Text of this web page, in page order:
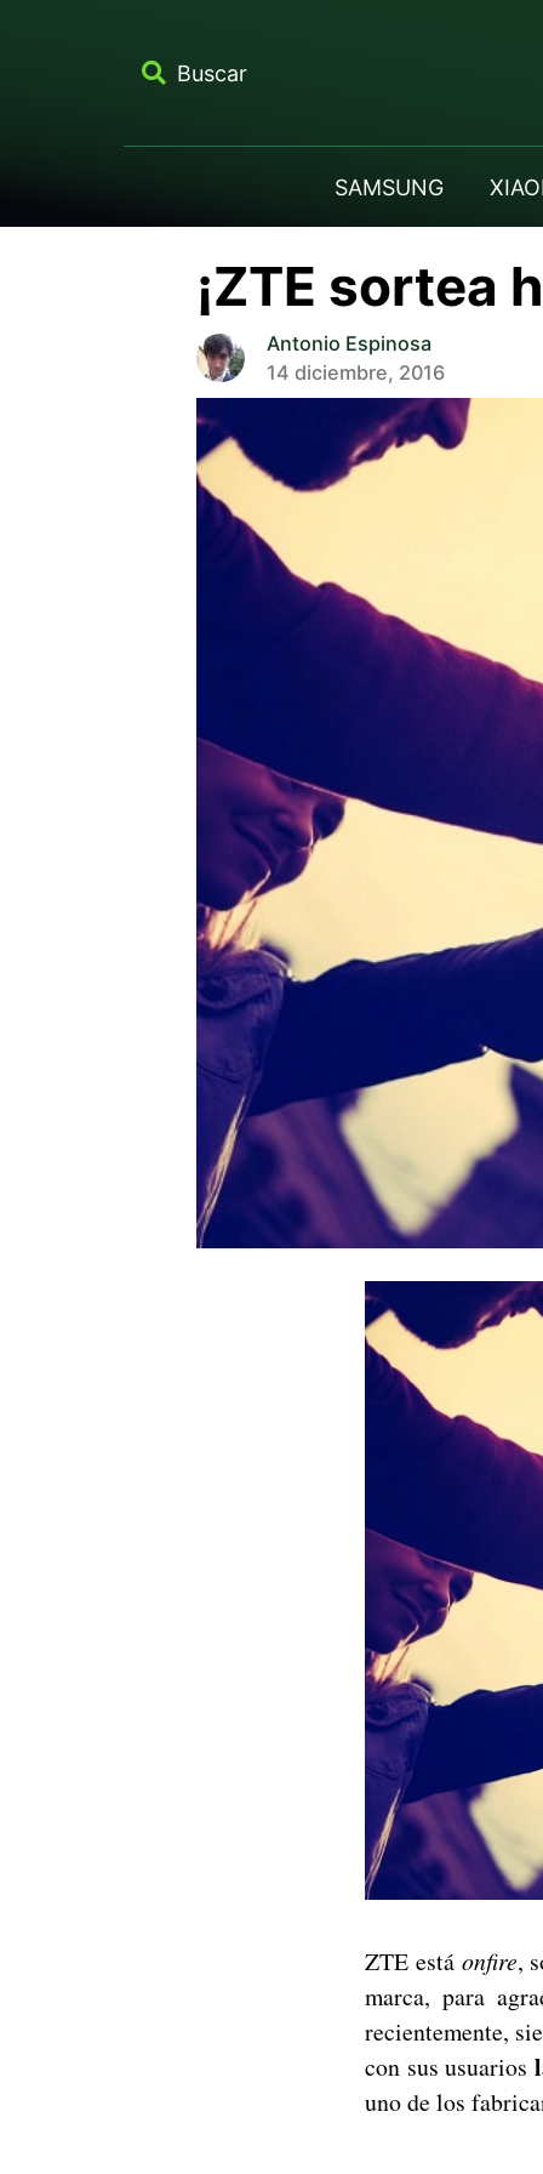
Buscar
SAMSUNG
¡ZTE sortea
Antonio Espinosa
14 diciembre, 2016
ZTE está onfire,
marca, para
recientemente,
con sus usuarios
uno de los